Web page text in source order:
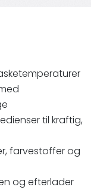
til kraftig,
farvestoffer og
og efterlader